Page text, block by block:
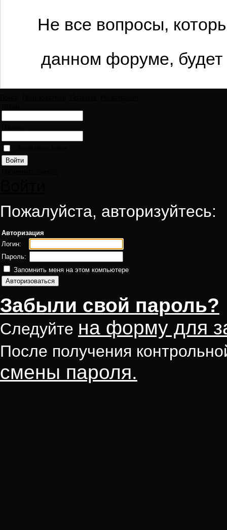
Не все вопросы,
данном форуме,
Пожалуйста, авторизуйтесь:
Авторизация
Логин:
Пароль:
Запомнить меня на этом компьютере
Забыли свой пароль?
Следуйте на форму для
После получения
смены пароля.